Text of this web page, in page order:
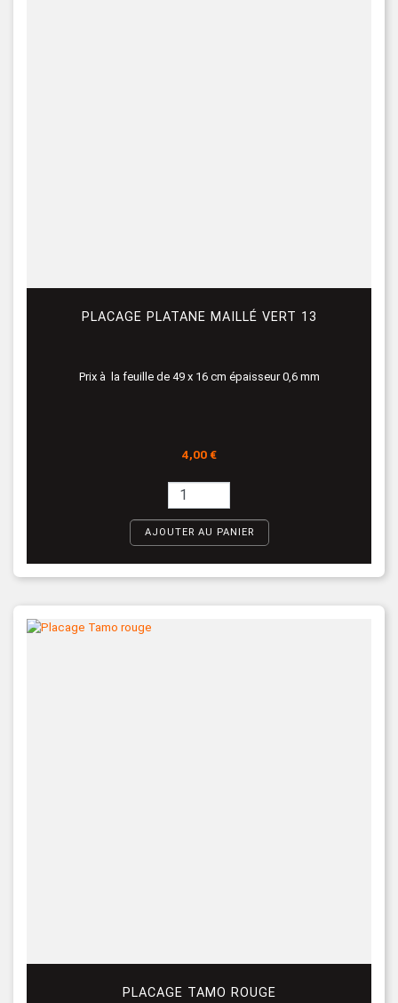
PLACAGE PLATANE MAILLÉ VERT 13
Prix à la feuille de 49 x 16 cm épaisseur 0,6 mm
Prix
4,00 €
AJOUTER AU PANIER
PLACAGE TAMO ROUGE